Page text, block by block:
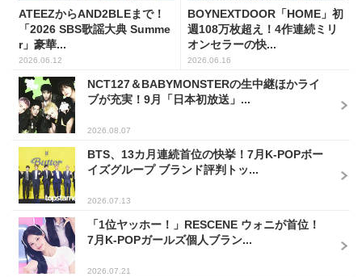
ATEEZからAND2BLEまで！
「2026 SBS歌謡大典 Summe
r」豪華...
2026.06.12
BOYNEXTDOOR「HOME」初
週108万枚超え！4作連続ミリ
オンセラーの快...
2026.06.16
NCT127＆BABYMONSTERの生中継ほかライ
ブが充実！9月「日本初放送」...
2026.08.07
BTS、13カ月連続首位の快挙！7月K-POPボー
イズグループ ブランド評判トッ...
2026.07.13
「1位ヤッホー！」RESCENE ウォニが首位！
7月K-POPガールズ個人ブラン...
2026.07.21